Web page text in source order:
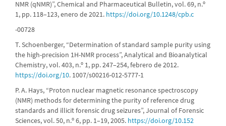
NMR (qNMR)”, Chemical and Pharmaceutical Bulletin, vol. 69, n.º
1, pp. 118–123, enero de 2021. https://doi.org/10.1248/cpb.c
-00728
T. Schoenberger, “Determination of standard sample purity using
the high-precision 1H-NMR process”, Analytical and Bioanalytical
Chemistry, vol. 403, n.º 1, pp. 247–254, febrero de 2012.
https://doi.org/10. 1007/s00216-012-5777-1
P. A. Hays, “Proton nuclear magnetic resonance spectroscopy
(NMR) methods for determining the purity of reference drug
standards and illicit forensic drug seizures”, Journal of Forensic
Sciences, vol. 50, n.º 6, pp. 1–19, 2005. https://doi.org/10.152